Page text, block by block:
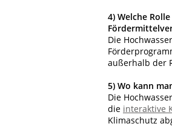
4) Welche
Die
außerhalb der
5) Wo kann
Die
die interaktive
Klimaschutz